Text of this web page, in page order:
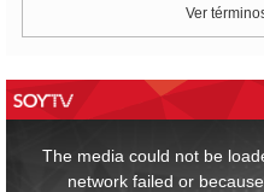
Ver
The media could not be
network failed or